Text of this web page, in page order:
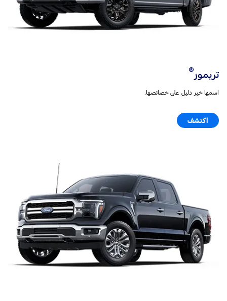
تريمور®
اسمها خير دليل على خصائصها.
اكتشف